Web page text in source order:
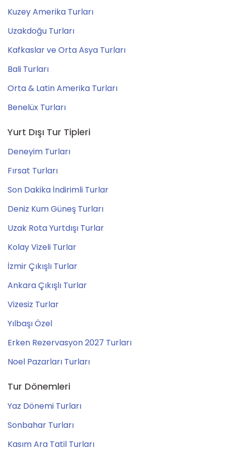
Kuzey Amerika Turları
Uzakdoğu Turları
Kafkaslar ve Orta Asya Turları
Bali Turları
Orta & Latin Amerika Turları
Benelüx Turları
Yurt Dışı Tur Tipleri
Deneyim Turları
Fırsat Turları
Son Dakika İndirimli Turlar
Deniz Kum Güneş Turları
Uzak Rota Yurtdışı Turlar
Kolay Vizeli Turlar
İzmir Çıkışlı Turlar
Ankara Çıkışlı Turlar
Vizesiz Turlar
Yılbaşı Özel
Erken Rezervasyon 2027 Turları
Noel Pazarları Turları
Tur Dönemleri
Yaz Dönemi Turları
Sonbahar Turları
Kasım Ara Tatil Turları